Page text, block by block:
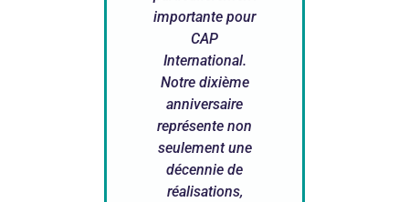
importante pour
CAP
International.
Notre dixième
anniversaire
représente non
seulement une
décennie de
réalisations,